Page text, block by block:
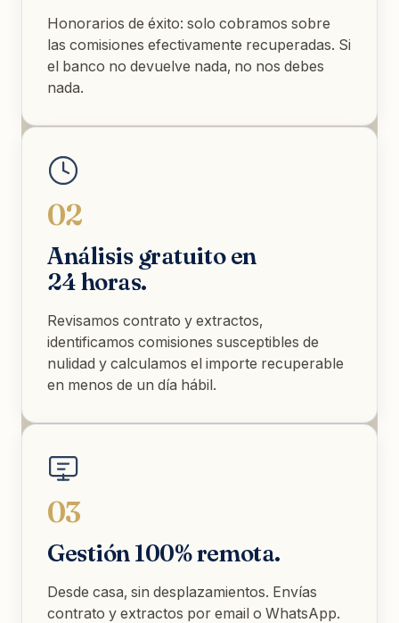
Honorarios de éxito: solo cobramos sobre
las comisiones efectivamente recuperadas. Si
el banco no devuelve nada, no nos debes
nada.
02
Análisis gratuito en
24 horas.
Revisamos contrato y extractos,
identificamos comisiones susceptibles de
nulidad y calculamos el importe recuperable
en menos de un día hábil.
03
Gestión 100% remota.
Desde casa, sin desplazamientos. Envías
contrato y extractos por email o WhatsApp.